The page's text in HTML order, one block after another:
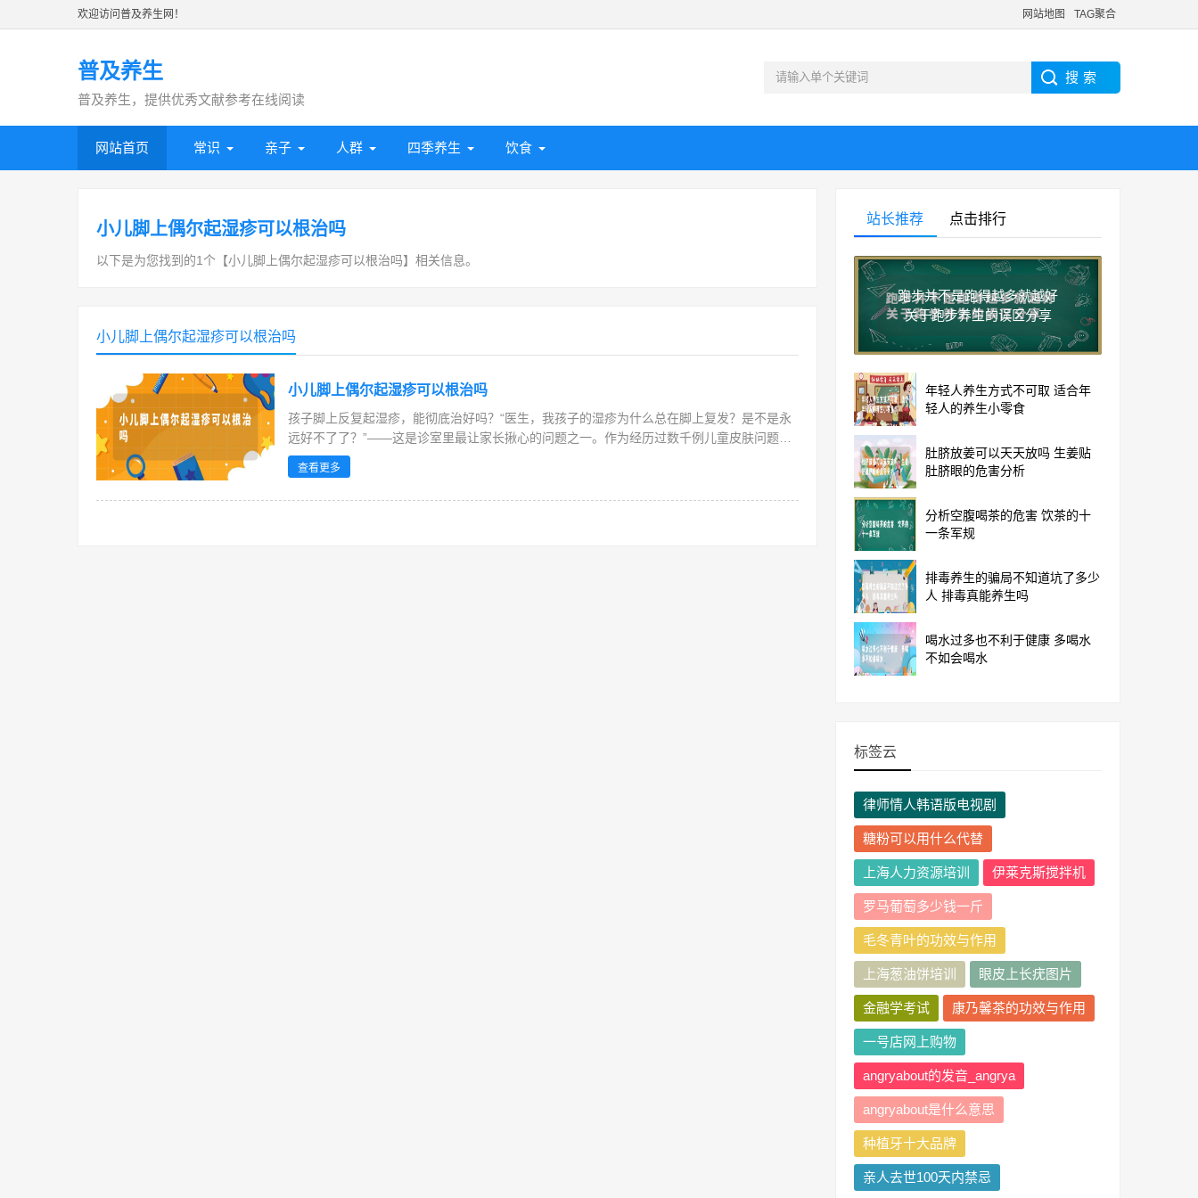
欢迎访问普及养生网！ 网站地图 TAG聚合
普及养生
普及养生，提供优秀文献参考在线阅读
网站首页 常识 亲子 人群 四季养生 饮食
小儿脚上偶尔起湿疹可以根治吗
以下是为您找到的1个【小儿脚上偶尔起湿疹可以根治吗】相关信息。
小儿脚上偶尔起湿疹可以根治吗
小儿脚上偶尔起湿疹可以根治吗
孩子脚上反复起湿疹，能彻底治好吗？“医生，我孩子的湿疹为什么总在脚上复发？是不是永
远好不了了？”——这是诊室里最让家长揪心的问题之一。作为经历过数千例儿童皮肤问题的
观察者...
查看更多
站长推荐 点击排行
跑步并不是跑得越多就越好
关于跑步养生的误区分享
年轻人养生方式不可取 适合年
轻人的养生小零食
肚脐放姜可以天天放吗 生姜贴
肚脐眼的危害分析
分析空腹喝茶的危害 饮茶的十
一条军规
排毒养生的骗局不知道坑了多少
人 排毒真能养生吗
喝水过多也不利于健康 多喝水
不如会喝水
标签云
律师情人韩语版电视剧
糖粉可以用什么代替
上海人力资源培训 伊莱克斯搅拌机
罗马葡萄多少钱一斤
毛冬青叶的功效与作用
上海葱油饼培训 眼皮上长疣图片
金融学考试 康乃馨茶的功效与作用
一号店网上购物
angryabout的发音_angrya
angryabout是什么意思
种植牙十大品牌
亲人去世100天内禁忌